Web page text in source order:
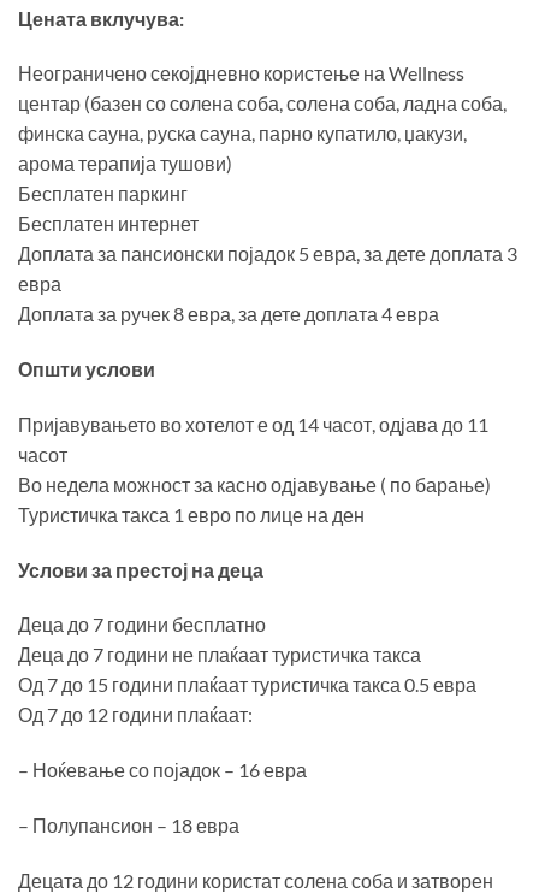
Цената вклучува:
Неограничено секојдневно користење на Wellness
центар (базен со солена соба, солена соба, ладна соба,
финска сауна, руска сауна, парно купатило, џакузи,
арома терапија тушови)
Бесплатен паркинг
Бесплатен интернет
Доплата за пансионски појадок 5 евра, за дете доплата 3
евра
Доплата за ручек 8 евра, за дете доплата 4 евра
Општи услови
Пријавувањето во хотелот е од 14 часот, одјава до 11
часот
Во недела можност за касно одјавување ( по барање)
Туристичка такса 1 евро по лице на ден
Услови за престој на деца
Деца до 7 години бесплатно
Деца до 7 години не плаќаат туристичка такса
Од 7 до 15 години плаќаат туристичка такса 0.5 евра
Од 7 до 12 години плаќаат:
– Ноќевање со појадок – 16 евра
– Полупансион – 18 евра
Децата до 12 години користат солена соба и затворен